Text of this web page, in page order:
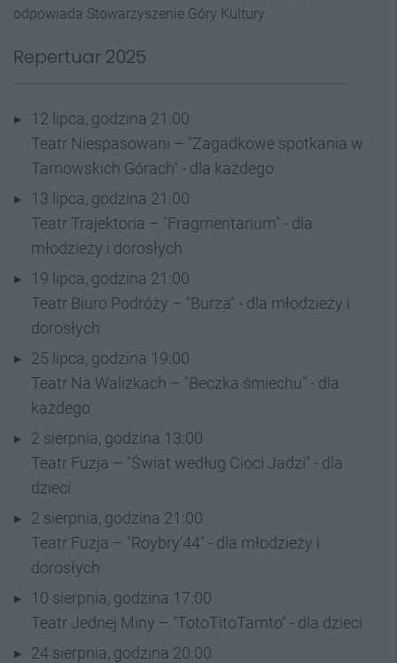
odpowiada Stowarzyszenie Góry Kultury.
Repertuar 2025
12 lipca, godzina 21:00
Teatr Niespasowani – "Zagadkowe spotkania w
Tarnowskich Górach" - dla każdego
13 lipca, godzina 21:00
Teatr Trajektoria – "Fragmentarium" - dla
młodzieży i dorosłych
19 lipca, godzina 21:00
Teatr Biuro Podróży – "Burza" - dla młodzieży i
dorosłych
25 lipca, godzina 19:00
Teatr Na Walizkach – "Beczka śmiechu" - dla
każdego
2 sierpnia, godzina 13:00
Teatr Fuzja – "Świat według Cioci Jadzi" - dla
dzieci
2 sierpnia, godzina 21:00
Teatr Fuzja – "Roybry'44" - dla młodzieży i
dorosłych
10 sierpnia, godzina 17:00
Teatr Jednej Miny – "TotoTitoTamto" - dla dzieci
24 sierpnia, godzina 20:00